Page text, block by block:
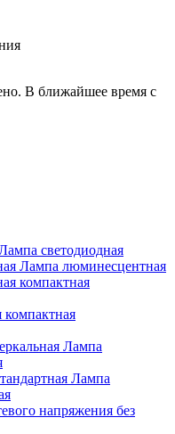
В ближайшее время с
светодиодная
Лампа люминесцентная
Лампа
Лампа